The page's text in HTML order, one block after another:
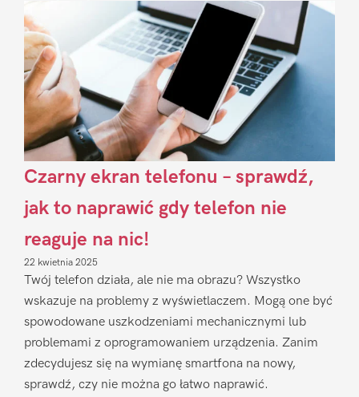
Czarny ekran telefonu – sprawdź,
jak to naprawić gdy telefon nie
reaguje na nic!
22 kwietnia 2025
Twój telefon działa, ale nie ma obrazu? Wszystko
wskazuje na problemy z wyświetlaczem. Mogą one być
spowodowane uszkodzeniami mechanicznymi lub
problemami z oprogramowaniem urządzenia. Zanim
zdecydujesz się na wymianę smartfona na nowy,
sprawdź, czy nie można go łatwo naprawić.